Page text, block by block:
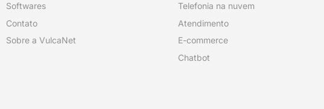
Softwares
Contato
Sobre a VulcaNet
Telefonia na nuvem
Atendimento
E-commerce
Chatbot